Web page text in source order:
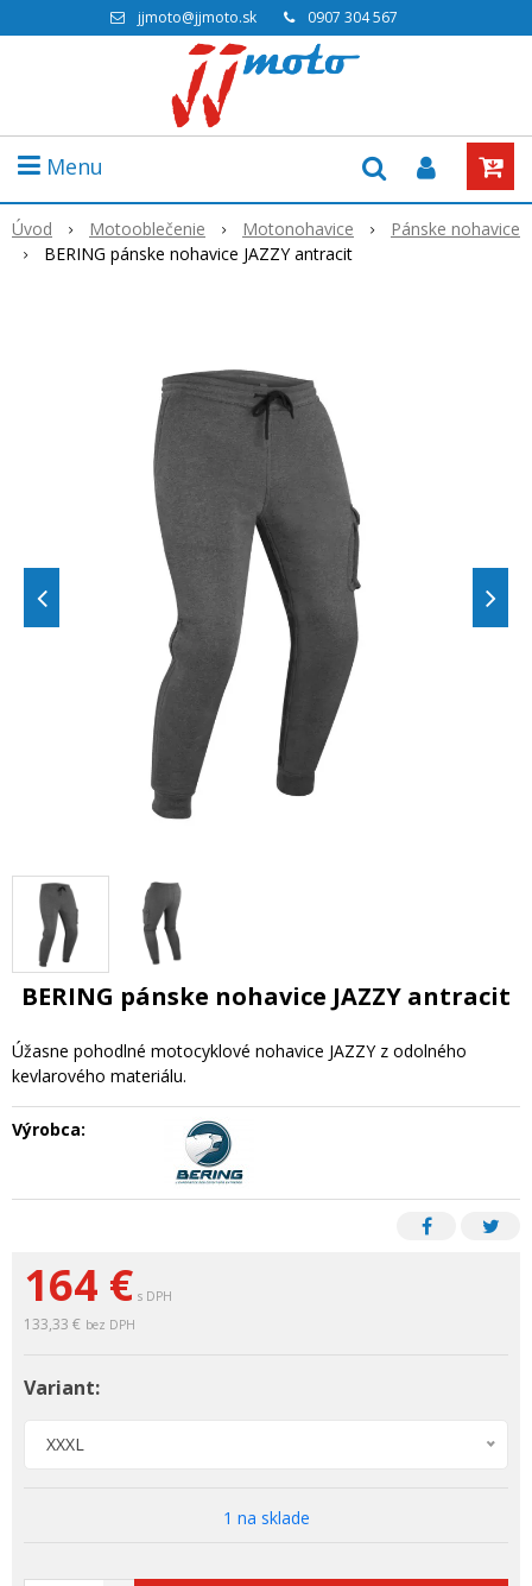
jjmoto@jjmoto.sk 0907 304 567
Menu
Úvod Motooblečenie Motonohavice
Pánske nohavice
BERING pánske nohavice JAZZY antracit
164 € s DPH
133,33 € bez DPH
Variant:
XXXL
1 na sklade
BERING pánske nohavice JAZZY antracit
Úžasne pohodlné motocyklové nohavice JAZZY z odolného
kevlarového materiálu.
Výrobca: